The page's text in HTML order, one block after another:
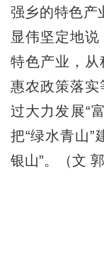
强乡的特色产
显伟坚定地
特色产业，从
惠农政策落实
过大力发展“
把“绿水青山”
银山”。（文